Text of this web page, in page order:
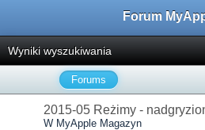
Forum
Wyniki wyszukiwania
Forums
2015-05 Reżimy -
W MyApple Magazyn